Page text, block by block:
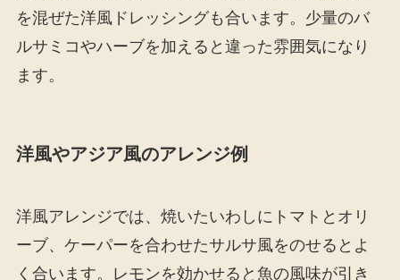
を混ぜた洋風ドレッシングも合います。少量のバ
ルサミコやハーブを加えると違った雰囲気になり
ます。
洋風やアジア風のアレンジ例
洋風アレンジでは、焼いたいわしにトマトとオリ
ーブ、ケーパーを合わせたサルサ風をのせるとよ
く合います。レモンを効かせると魚の風味が引き